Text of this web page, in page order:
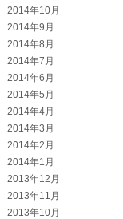
2014年10月
2014年9月
2014年8月
2014年7月
2014年6月
2014年5月
2014年4月
2014年3月
2014年2月
2014年1月
2013年12月
2013年11月
2013年10月